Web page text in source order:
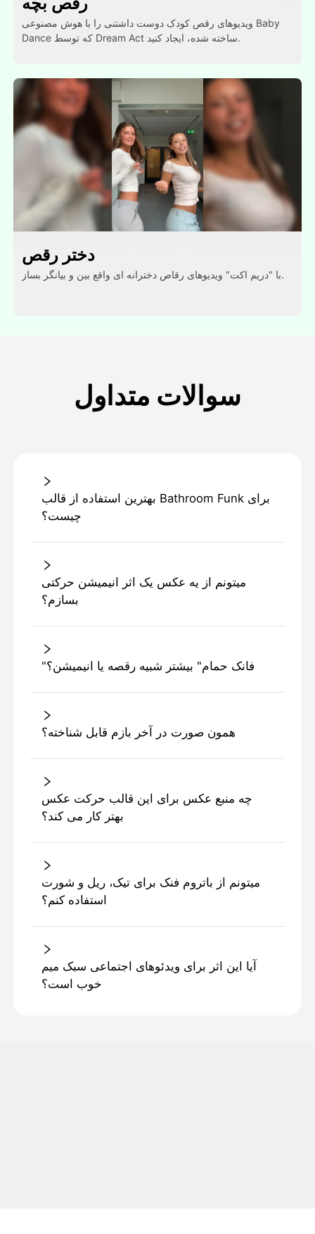
ویدیوهای رقص کودک دوست داشتنی را با هوش مصنوعی Baby
Dance که توسط Dream Act ساخته شده، ایجاد کنید.
دختر رقص
با "دریم اکت" ویدیوهای رقاص دخترانه ای واقع بین و بیانگر بساز.
سوالات متداول
بهترین استفاده از قالب Bathroom Funk برای
چیست؟
میتونم از یه عکس یک اثر انیمیشن حرکتی
بسازم؟
"فانک حمام" بیشتر شبیه رقصه یا انیمیشن؟
همون صورت در آخر بازم قابل شناخته؟
چه منبع عکس برای این قالب حرکت عکس
بهتر کار می کند؟
میتونم از باتروم فنک برای تیک، ریل و شورت
استفاده کنم؟
آیا این اثر برای ویدئوهای اجتماعی سبک میم
خوب است؟